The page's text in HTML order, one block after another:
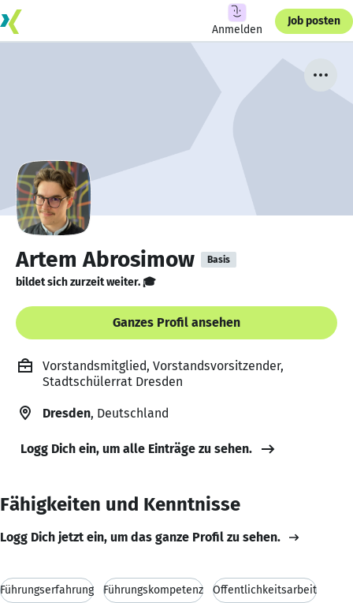
Anmelden
Job posten
Artem Abrosimow Basis
bildet sich zurzeit weiter. 🎓
Ganzes Profil ansehen
Vorstandsmitglied, Vorstandsvorsitzender,
Stadtschülerrat Dresden
Dresden, Deutschland
Logg Dich ein, um alle Einträge zu sehen.
Fähigkeiten und Kenntnisse
Logg Dich jetzt ein, um das ganze Profil zu sehen.
Führungserfahrung Führungskompetenz Öffentlichkeitsarbeit